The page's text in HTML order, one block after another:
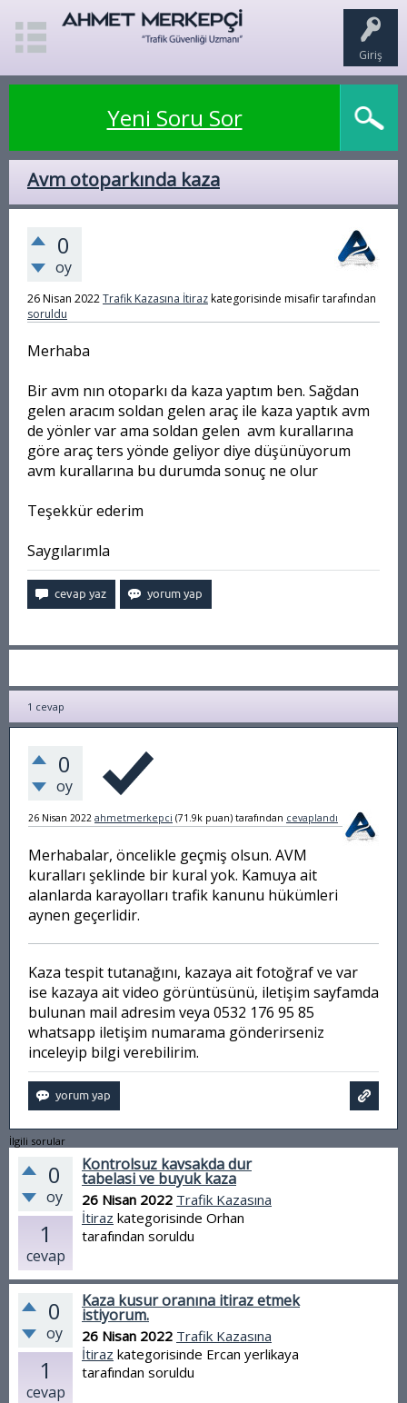
Giriş
Yeni Soru Sor
Avm otoparkında kaza
0
oy
26 Nisan 2022Trafik Kazasına İtirazkategorisinde misafirtarafından
soruldu
Merhaba
Bir avm nın otoparkı da kaza yaptım ben. Sağdan
gelen aracım soldan gelen araç ile kaza yaptık avm
de yönler var ama soldan gelen avm kurallarına
göre araç ters yönde geliyor diye düşünüyorum
avm kurallarına bu durumda sonuç ne olur
Teşekkür ederim
Saygılarımla
1 cevap
0
oy
26 Nisan 2022 ahmetmerkepci (71.9k puan) tarafından cevaplandı
Merhabalar, öncelikle geçmiş olsun. AVM
kuralları şeklinde bir kural yok. Kamuya ait
alanlarda karayolları trafik kanunu hükümleri
aynen geçerlidir.
Kaza tespit tutanağını, kazaya ait fotoğraf ve var
ise kazaya ait video görüntüsünü, iletişim sayfamda
bulunan mail adresim veya 0532 176 95 85
whatsapp iletişim numarama gönderirseniz
inceleyip bilgi verebilirim.
İlgili sorular
0
oy
1
cevap
Kontrolsuz kavsakda dur
tabelasi ve buyuk kaza
26 Nisan 2022 Trafik Kazasına
İtiraz kategorisinde Orhan
tarafından soruldu
0
oy
1
cevap
Kaza kusur oranına itiraz etmek
istiyorum.
26 Nisan 2022 Trafik Kazasına
İtiraz kategorisinde Ercan yerlikaya
tarafından soruldu